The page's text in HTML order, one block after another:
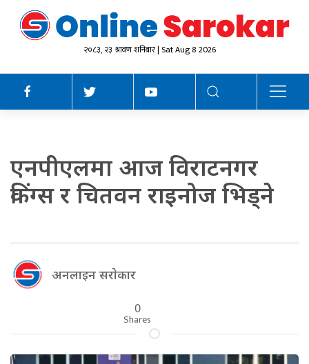
२०८३, २३ श्रावण शनिबार | Sat Aug 8 2026
एनपीएलमा आज विराटनगर
किंग्स र चितवन राइनोज भिड्ने
अनलाइन सराेकार
0
Shares